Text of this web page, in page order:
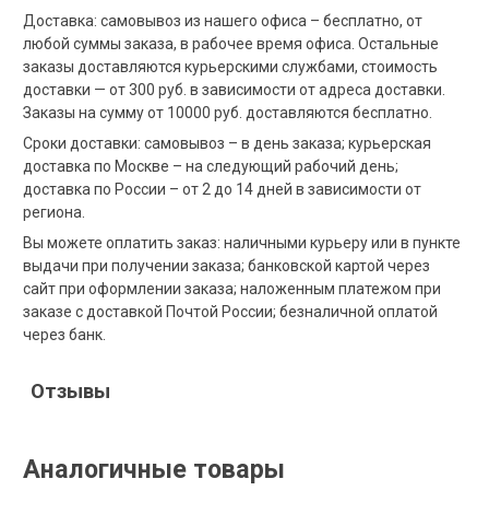
Доставка: самовывоз из нашего офиса – бесплатно, от
любой суммы заказа, в рабочее время офиса. Остальные
заказы доставляются курьерскими службами, стоимость
доставки — от 300 руб. в зависимости от адреса доставки.
Заказы на сумму от 10000 руб. доставляются бесплатно.
Сроки доставки: самовывоз – в день заказа; курьерская
доставка по Москве – на следующий рабочий день;
доставка по России – от 2 до 14 дней в зависимости от
региона.
Вы можете оплатить заказ: наличными курьеру или в пункте
выдачи при получении заказа; банковской картой через
сайт при оформлении заказа; наложенным платежом при
заказе с доставкой Почтой России; безналичной оплатой
через банк.
Отзывы
Аналогичные товары